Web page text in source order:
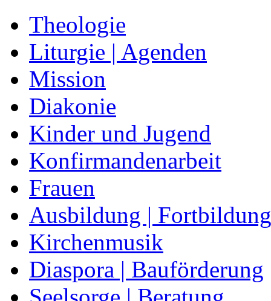
Theologie
Liturgie | Agenden
Mission
Diakonie
Kinder und Jugend
Konfirmandenarbeit
Frauen
Ausbildung | Fortbildung
Kirchenmusik
Diaspora | Bauförderung